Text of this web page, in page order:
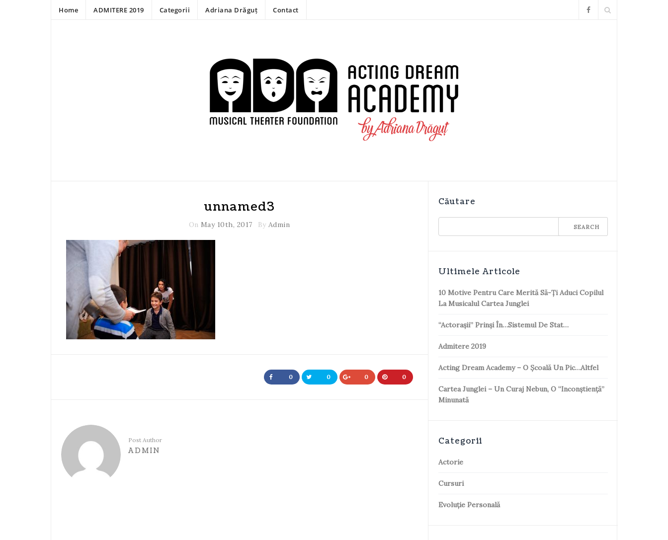
Home ADMITERE 2019 Categorii Adriana Drăguț Contact
unnamed3
On May 10th, 2017 By Admin
0 0 0 0
Post Author
ADMIN
Căutare
Ultimele Articole
10 Motive Pentru Care Merită Să-Ți Aduci Copilul
La Musicalul Cartea Junglei
“Actorașii” Prinși În…sistemul De Stat…
Admitere 2019
Acting Dream Academy – O Școală Un Pic…altfel
Cartea Junglei – Un Curaj Nebun, O “inconștiență”
Minunată
Categorii
Actorie
Cursuri
Evoluție Personală